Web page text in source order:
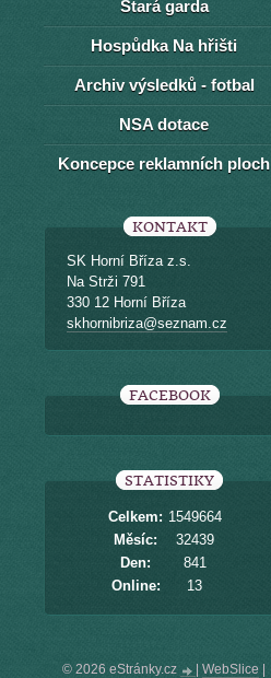
Stará garda
Hospůdka Na hřišti
Archiv výsledků - fotbal
NSA dotace
Koncepce reklamních ploch
KONTAKT
SK Horní Bříza z.s.
Na Strži 791
330 12 Horní Bříza
skhornibriza@seznam.cz
FACEBOOK
STATISTIKY
Online: 13
Celkem: 1549664
Měsíc:
32439
Den:
841
© 2026 eStránky.cz WebSlice